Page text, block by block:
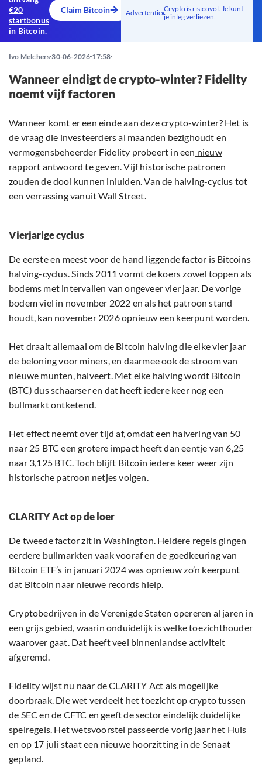
€20
startbonus
in Bitcoin.
Claim Bitcoin Advertentie Crypto is risicovol. Je kunt
je inleg verliezen.
Ivo Melchers 30-06-2026 17:58
Wanneer eindigt de crypto-winter? Fidelity
noemt vijf factoren
Wanneer komt er een einde aan deze crypto-winter? Het is
de vraag die investeerders al maanden bezighoudt en
vermogensbeheerder Fidelity probeert in een nieuw
rapport antwoord te geven. Vijf historische patronen
zouden de dooi kunnen inluiden. Van de halving-cyclus tot
een verrassing vanuit Wall Street.
Vierjarige cyclus
De eerste en meest voor de hand liggende factor is Bitcoins
halving-cyclus. Sinds 2011 vormt de koers zowel toppen als
bodems met intervallen van ongeveer vier jaar. De vorige
bodem viel in november 2022 en als het patroon stand
houdt, kan november 2026 opnieuw een keerpunt worden.
Het draait allemaal om de Bitcoin halving die elke vier jaar
de beloning voor miners, en daarmee ook de stroom van
nieuwe munten, halveert. Met elke halving wordt Bitcoin
(BTC) dus schaarser en dat heeft iedere keer nog een
bullmarkt ontketend.
Het effect neemt over tijd af, omdat een halvering van 50
naar 25 BTC een grotere impact heeft dan eentje van 6,25
naar 3,125 BTC. Toch blijft Bitcoin iedere keer weer zijn
historische patroon netjes volgen.
CLARITY Act op de loer
De tweede factor zit in Washington. Heldere regels gingen
eerdere bullmarkten vaak vooraf en de goedkeuring van
Bitcoin ETF’s in januari 2024 was opnieuw zo’n keerpunt
dat Bitcoin naar nieuwe records hielp.
Cryptobedrijven in de Verenigde Staten opereren al jaren in
een grijs gebied, waarin onduidelijk is welke toezichthouder
waarover gaat. Dat heeft veel binnenlandse activiteit
afgeremd.
Fidelity wijst nu naar de CLARITY Act als mogelijke
doorbraak. Die wet verdeelt het toezicht op crypto tussen
de SEC en de CFTC en geeft de sector eindelijk duidelijke
spelregels. Het wetsvoorstel passeerde vorig jaar het Huis
en op 17 juli staat een nieuwe hoorzitting in de Senaat
gepland.